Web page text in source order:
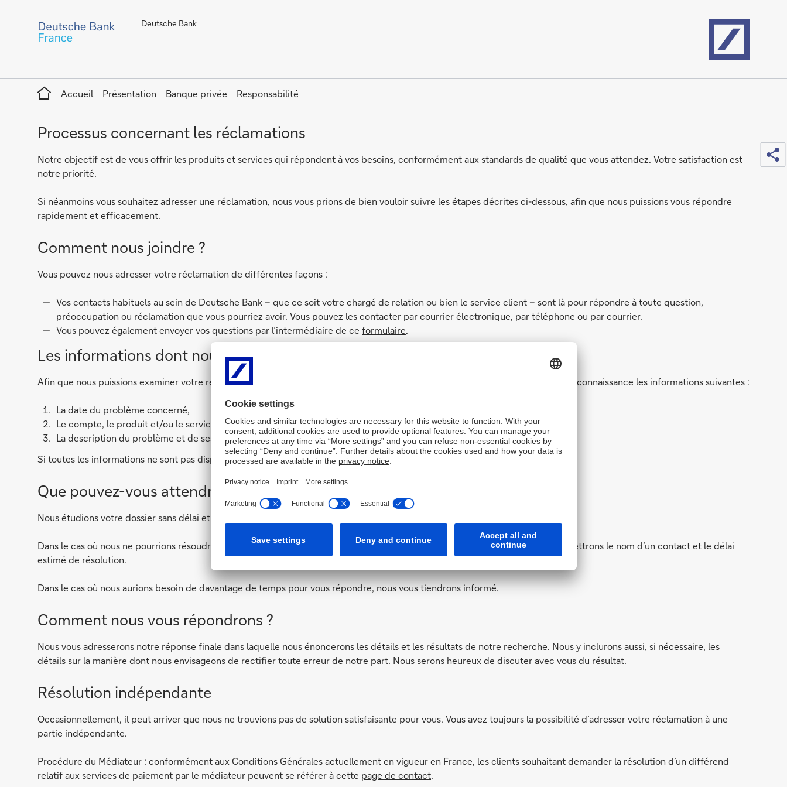
Deutsche Bank
Home
Accueil
Présentation Banque privée Responsabilité
Processus concernant les réclamations
Notre objectif est de vous offrir les produits et services qui répondent à vos besoins, conformément aux standards de qualité que vous attendez. Votre satisfaction est
notre priorité.
Si néanmoins vous souhaitez adresser une réclamation, nous vous prions de bien vouloir suivre les étapes décrites ci-dessous, afin que nous puissions vous répondre
rapidement et efficacement.
Comment nous joindre ?
Vous pouvez nous adresser votre réclamation de différentes façons :
Vos contacts habituels au sein de Deutsche Bank – que ce soit votre chargé de relation ou bien le service client – sont là pour répondre à toute question,
préoccupation ou réclamation que vous pourriez avoir. Vous pouvez les contacter par courrier électronique, par téléphone ou par courrier.
Vous pouvez également envoyer vos questions par l’intermédiaire de ce formulaire.
Les informations dont nous avons besoin ?
Afin que nous puissions examiner votre réclamation et répondre de manière rapide et transparente, vous devrez porter à notre connaissance les informations suivantes :
La date du problème concerné,
Le compte, le produit et/ou le service et l’entité ou la succursale concernée par la plainte,
La description du problème et de ses conséquences.
Si toutes les informations ne sont pas disponibles, veuillez décrire la situation le plus précisément possible.
Que pouvez-vous attendre de notre part ?
Nous étudions votre dossier sans délai et effectuons toutes les recherches nécessaires.
Dans le cas où nous ne pourrions résoudre immédiatement votre plainte, nous accuserons réception de celle-ci et vous transmettrons le nom d’un contact et le délai
estimé de résolution.
Dans le cas où nous aurions besoin de davantage de temps pour vous répondre, nous vous tiendrons informé.
Comment nous vous répondrons ?
Nous vous adresserons notre réponse finale dans laquelle nous énoncerons les détails et les résultats de notre recherche. Nous y inclurons aussi, si nécessaire, les
détails sur la manière dont nous envisageons de rectifier toute erreur de notre part. Nous serons heureux de discuter avec vous du résultat.
Résolution indépendante
Occasionnellement, il peut arriver que nous ne trouvions pas de solution satisfaisante pour vous. Vous avez toujours la possibilité d’adresser votre réclamation à une
partie indépendante.
Procédure du Médiateur : conformément aux Conditions Générales actuellement en vigueur en France, les clients souhaitant demander la résolution d’un différend
relatif aux services de paiement par le médiateur peuvent se référer à cette page de contact.